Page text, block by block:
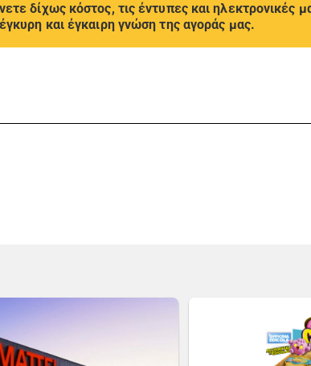
δίχως κόστος, τις έντυπες και ηλεκτρονικές
και έγκαιρη γνώση της αγοράς μας.